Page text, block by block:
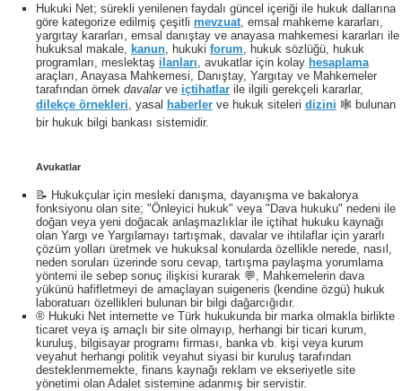
Hukuki Net; sürekli yenilenen faydalı güncel içeriği ile hukuk dallarına
göre kategorize edilmiş çeşitli mevzuat , emsal mahkeme kararları,
yargıtay kararları, emsal danıştay ve anayasa mahkemesi kararları ile
hukuksal makale, kanun , hukuki forum , hukuk sözlüğü, hukuk
programları, meslektaş ilanları , avukatlar için kolay hesaplama
araçları, Anayasa Mahkemesi, Danıştay, Yargıtay ve Mahkemeler
tarafından örnek davalarve içtihatlar ile ilgili gerekçeli kararlar,
dilekçe örnekleri , yasal haberler ve hukuk siteleri dizini 🕸 bulunan
bir hukuk bilgi bankası sistemidir.
Avukatlar
📝 Hukukçular için mesleki danışma, dayanışma ve bakalorya
fonksiyonu olan site; "Önleyici hukuk" veya "Dava hukuku" nedeni ile
doğan veya yeni doğacak anlaşmazlıklar ile içtihat hukuku kaynağı
olan Yargı ve Yargılamayı tartışmak, davalar ve ihtilaflar için yararlı
çözüm yolları üretmek ve hukuksal konularda özellikle nerede, nasıl,
neden soruları üzerinde soru cevap, tartışma paylaşma yorumlama
yöntemi ile sebep sonuç ilişkisi kurarak 💬, Mahkemelerin dava
yükünü hafifletmeyi de amaçlayan suigeneris (kendine özgü) hukuk
laboratuarı özellikleri bulunan bir bilgi dağarcığıdır.
® Hukuki Net internette ve Türk hukukunda bir marka olmakla birlikte
ticaret veya iş amaçlı bir site olmayıp, herhangi bir ticari kurum,
kuruluş, bilgisayar programı firması, banka vb. kişi veya kurum
veyahut herhangi politik veyahut siyasi bir kuruluş tarafından
desteklenmemekte, finans kaynağı reklam ve ekseriyetle site
yönetimi olan Adalet sistemine adanmış bir servistir.